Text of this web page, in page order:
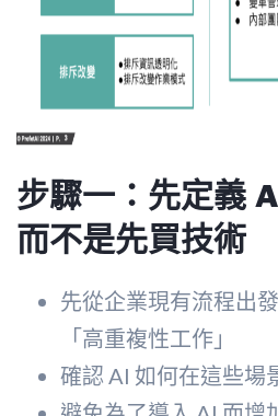
步驟一：先定義
而不是先買技術
先從企業現有流程出
「高重複性工作」
確認 AI 如何在這些場